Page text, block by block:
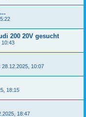
200 20V gesucht
10:43
28.12.2025, 10:07
18:15
18:47